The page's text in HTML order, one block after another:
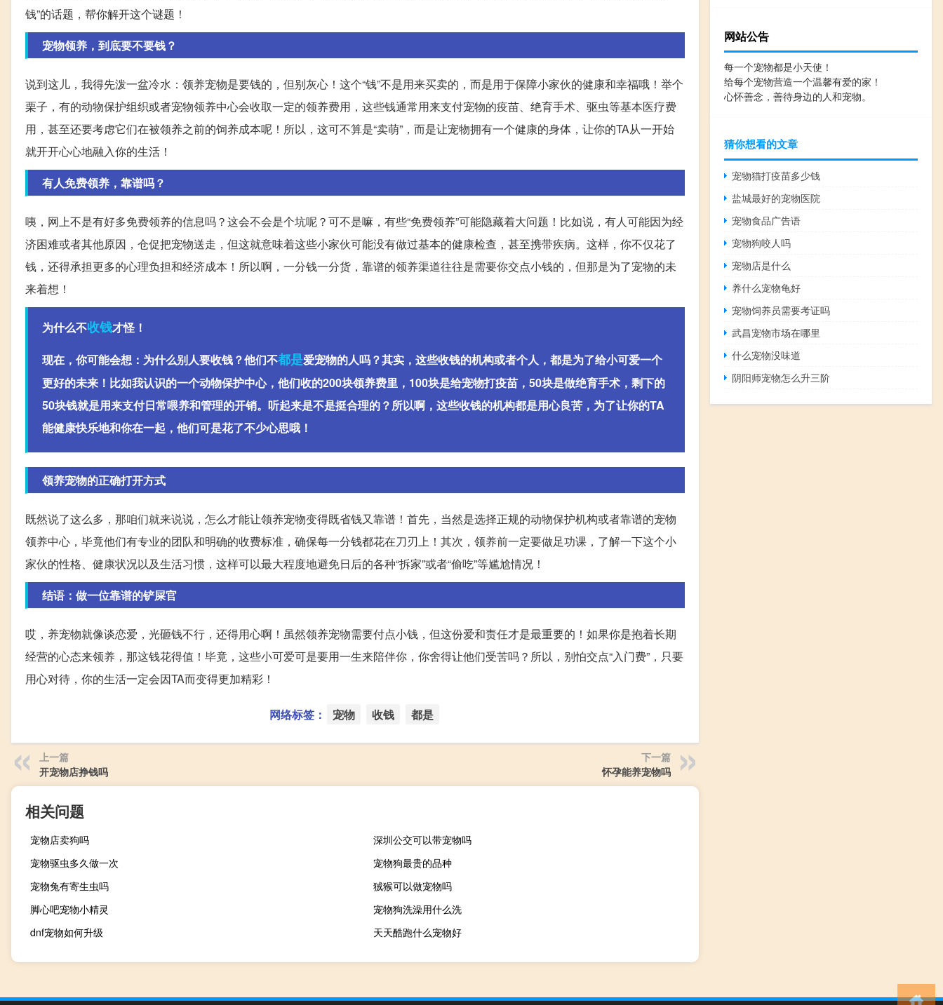
钱”的话题，帮你解开这个谜题！
宠物领养，到底要不要钱？
说到这儿，我得先泼一盆冷水：领养宠物是要钱的，但别灰心！这个“钱”不是用来买卖的，而是用于保障小家伙的健康和幸福哦！举个
栗子，有的动物保护组织或者宠物领养中心会收取一定的领养费用，这些钱通常用来支付宠物的疫苗、绝育手术、驱虫等基本医疗费
用，甚至还要考虑它们在被领养之前的饲养成本呢！所以，这可不算是“卖萌”，而是让宠物拥有一个健康的身体，让你的TA从一开始
就开开心心地融入你的生活！
有人免费领养，靠谱吗？
咦，网上不是有好多免费领养的信息吗？这会不会是个坑呢？可不是嘛，有些“免费领养”可能隐藏着大问题！比如说，有人可能因为经
济困难或者其他原因，仓促把宠物送走，但这就意味着这些小家伙可能没有做过基本的健康检查，甚至携带疾病。这样，你不仅花了
钱，还得承担更多的心理负担和经济成本！所以啊，一分钱一分货，靠谱的领养渠道往往是需要你交点小钱的，但那是为了宠物的未
来着想！
为什么不收钱才怪！
现在，你可能会想：为什么别人要收钱？他们不都是爱宠物的人吗？其实，这些收钱的机构或者个人，都是为了给小可爱一个
更好的未来！比如我认识的一个动物保护中心，他们收的200块领养费里，100块是给宠物打疫苗，50块是做绝育手术，剩下的
50块钱就是用来支付日常喂养和管理的开销。听起来是不是挺合理的？所以啊，这些收钱的机构都是用心良苦，为了让你的TA
能健康快乐地和你在一起，他们可是花了不少心思哦！
领养宠物的正确打开方式
既然说了这么多，那咱们就来说说，怎么才能让领养宠物变得既省钱又靠谱！首先，当然是选择正规的动物保护机构或者靠谱的宠物
领养中心，毕竟他们有专业的团队和明确的收费标准，确保每一分钱都花在刀刃上！其次，领养前一定要做足功课，了解一下这个小
家伙的性格、健康状况以及生活习惯，这样可以最大程度地避免日后的各种“拆家”或者“偷吃”等尴尬情况！
结语：做一位靠谱的铲屎官
哎，养宠物就像谈恋爱，光砸钱不行，还得用心啊！虽然领养宠物需要付点小钱，但这份爱和责任才是最重要的！如果你是抱着长期
经营的心态来领养，那这钱花得值！毕竟，这些小可爱可是要用一生来陪伴你，你舍得让他们受苦吗？所以，别怕交点“入门费”，只要
用心对待，你的生活一定会因TA而变得更加精彩！
网络标签： 宠物 收钱 都是
上一篇
开宠物店挣钱吗
下一篇
怀孕能养宠物吗
相关问题
宠物店卖狗吗
深圳公交可以带宠物吗
宠物驱虫多久做一次
宠物狗最贵的品种
宠物兔有寄生虫吗
狨猴可以做宠物吗
脚心吧宠物小精灵
宠物狗洗澡用什么洗
dnf宠物如何升级
天天酷跑什么宠物好
网站公告
每一个宠物都是小天使！
给每个宠物营造一个温馨有爱的家！
心怀善念，善待身边的人和宠物。
猜你想看的文章
宠物猫打疫苗多少钱
盐城最好的宠物医院
宠物食品广告语
宠物狗咬人吗
宠物店是什么
养什么宠物龟好
宠物饲养员需要考证吗
武昌宠物市场在哪里
什么宠物没味道
阴阳师宠物怎么升三阶